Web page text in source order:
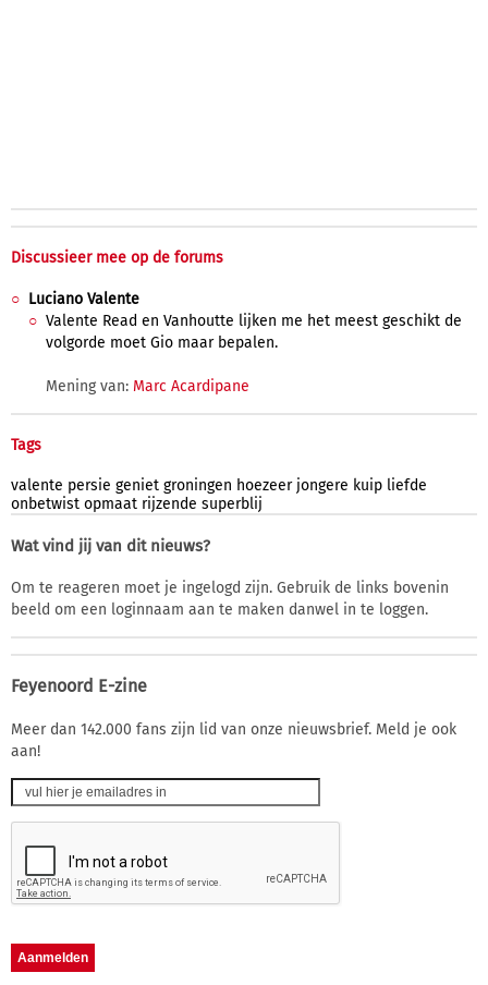
Discussieer mee op de forums
Luciano Valente
Valente Read en Vanhoutte lijken me het meest geschikt de
volgorde moet Gio maar bepalen.
Mening van: Marc Acardipane
Tags
valente persie geniet groningen hoezeer jongere kuip liefde
onbetwist opmaat rijzende superblij
Wat vind jij van dit nieuws?
Om te reageren moet je ingelogd zijn. Gebruik de links bovenin
beeld om een loginnaam aan te maken danwel in te loggen.
Feyenoord E-zine
Meer dan 142.000 fans zijn lid van onze nieuwsbrief. Meld je ook
aan!